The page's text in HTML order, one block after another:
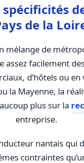
de la
mélange de
assez facilement
d’hôtels ou en
la Mayenne, la
plus sur la
entreprise.
nantais qui
contraintes